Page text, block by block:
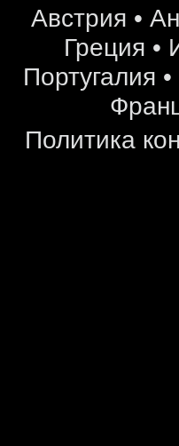
Австрия •
Греция •
Португалия •
Политика